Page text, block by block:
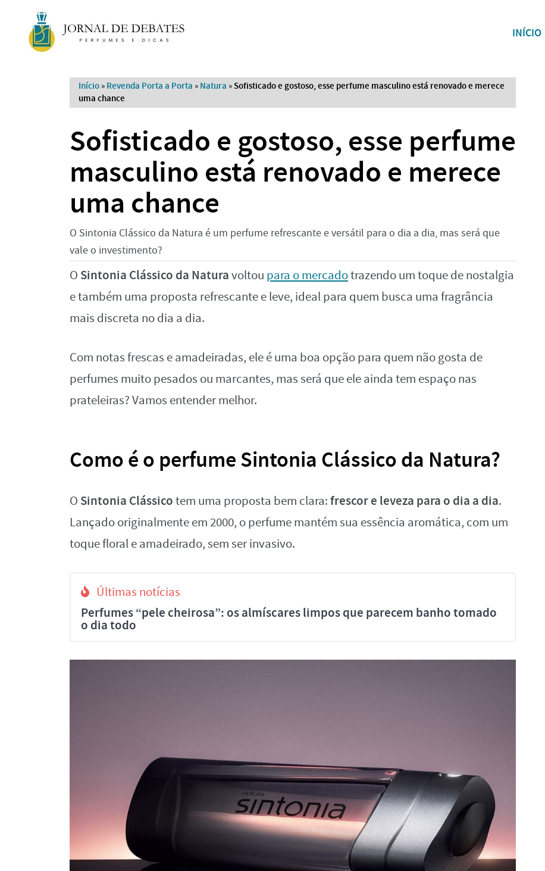
INÍCIO
Início » Revenda Porta a Porta » Natura » Sofisticado e gostoso, esse perfume masculino está renovado e merece
uma chance
Sofisticado e gostoso, esse perfume
masculino está renovado e merece
uma chance
O Sintonia Clássico da Natura é um perfume refrescante e versátil para o dia a dia, mas será que
vale o investimento?
O Sintonia Clássico da Naturavoltou para o mercadotrazendo um toque de nostalgia
e também uma proposta refrescante e leve, ideal para quem busca uma fragrância
mais discreta no dia a dia.
Com notas frescas e amadeiradas, ele é uma boa opção para quem não gosta de
perfumes muito pesados ou marcantes, mas será que ele ainda tem espaço nas
prateleiras? Vamos entender melhor.
Como é o perfume Sintonia Clássico da Natura?
O Sintonia Clássicotem uma proposta bem clara:frescor e leveza para o dia a dia.
Lançado originalmente em 2000, o perfume mantém sua essência aromática, com um
toque floral e amadeirado, sem ser invasivo.
Últimas notícias
Perfumes “pele cheirosa”: os almíscares limpos que parecem banho tomado
o dia todo